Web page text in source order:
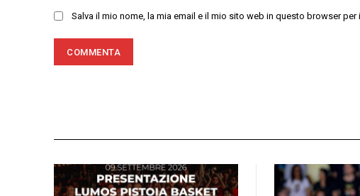
Salva il mio nome, la mia email e il mio sito web in questo browser